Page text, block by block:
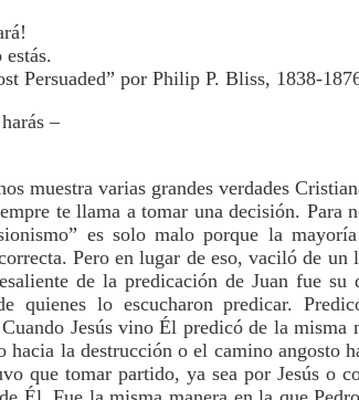
Persuaded” por Philip P. Bliss, 1838-
–
muestra varias grandes verdades
te llama a tomar una decisión. Para
es solo malo porque la
Pero en lugar de eso, vaciló de
de la predicación de Juan fue
quienes lo escucharon predicar.
Jesús vino Él predicó de la
la destrucción o el camino angosto
que tomar partido, ya sea por Jesús o